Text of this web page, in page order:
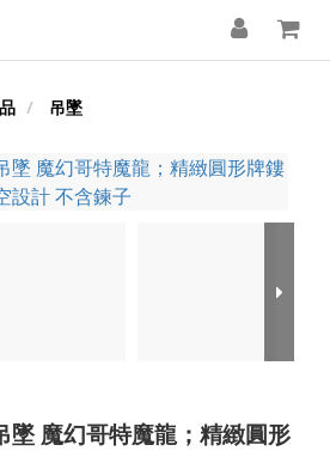
吊墜
墜 魔幻哥特魔龍；精緻圓形